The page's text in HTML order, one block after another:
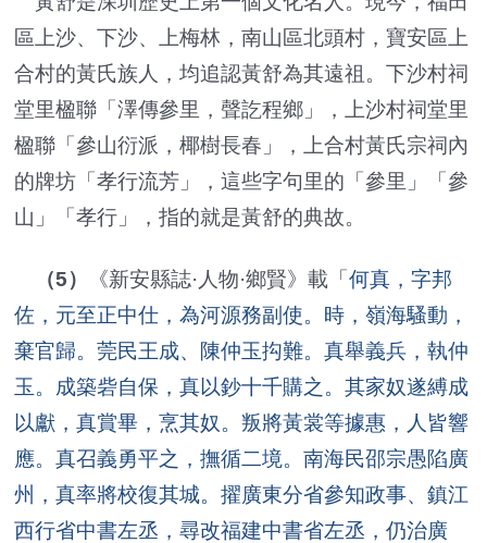
區上沙、下沙、上梅林，南山區北頭村，寶安區上
合村的黃氏族人，均追認黃舒為其遠祖。下沙村祠
堂里楹聯「澤傳參里，聲訖程鄉」，上沙村祠堂里
楹聯「參山衍派，椰樹長春」，上合村黃氏宗祠內
的牌坊「孝行流芳」，這些字句里的「參里」「參
山」「孝行」，指的就是黃舒的典故。
（5） 《新安縣誌·人物·鄉賢》載「何真，字邦
佐，元至正中仕，為河源務副使。時，嶺海騷動，
棄官歸。莞民王成、陳仲玉抅難。真舉義兵，執仲
玉。成築砦自保，真以鈔十千購之。其家奴遂縛成
以獻，真賞畢，烹其奴。叛將黃裳等據惠，人皆響
應。真召義勇平之，撫循二境。南海民邵宗愚陷廣
州，真率將校復其城。擢廣東分省參知政事、鎮江
西行省中書左丞，尋改福建中書省左丞，仍治廣